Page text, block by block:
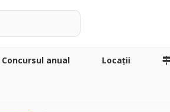
Concursul anual Locaţii